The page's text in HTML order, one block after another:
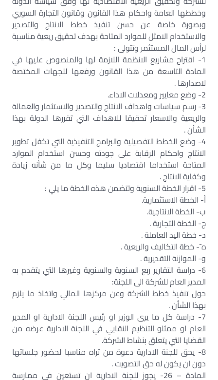
وخططها العامة واحكام هذا القانون وقانون التجارة السوري
وبصورة خاصة عن حسن تنفيذ خطط الانتاج والتصدير
والاستخدام الامثل للموارد المتاحة بهدف تحقيق ريعية مناسبة
لرأس المال المستثمر وتتولى :‏
1- اقتراح مشاريع الانظمة اللازمة لها والمنصوص عليها في
المادة التاسعة من هذا القانون ورفعها للجهات المختصة
لاصدارها .‏
2- وضع معايير ومعدلات الاداء.‏
3- رسم سياسات واهداف الانتاج والتصدير والاستثمار والعمالة
والريعية والاسعار تحقيقا للاهداف التي تقررها الدولة بهذا
الشأن .‏
4- وضع الخطط التفصيلية والبرامج التنفيذية التي تكفل تطوير
الانتاج واحكام الرقابة على جودته وحسن استخدام الموارد
المتاحة استخداما اقتصاديا سليما وكل ما من شأنه زيادة
وكفاية الانتاج .‏
5- اقرار الخطة السنوية وتتضمن هذه الخطة ما يلي :‏
أ- الخطة الاستثمارية.‏
ب- الخطة الانتاجية.‏
ج- الخطة التجارية .‏
د- خطة اليد العاملة .‏
ه¯- خطة التكاليف والريعية .‏
و- الموازنة التقديرية .‏
6- دراسة التقارير ربع السنوية والسنوية وغيرها التي يتقدم به
المدير العام للشركة الى اللجنة:‏
حول تنفيذ خطط الشركة وعن مركزها المالي واتخاذ ما يلزم
بهذا الشأن .‏
7- دراسة كل ما يرى الوزير او رئيس اللجنة الادارية او المدير
العام او ممثلو التنظيم النقابي في اللجنة الادارية عرضه من
القضايا التي يتعلق بنشاط الشركة.‏
8- يحق للجنة الادارية دعوة من تراه مناسبا لحضور جلساتها
دون ان يكون له حق التصويت .‏
المادة – 26- يجوز للجنة الادارية ان تستعين في ممارسة